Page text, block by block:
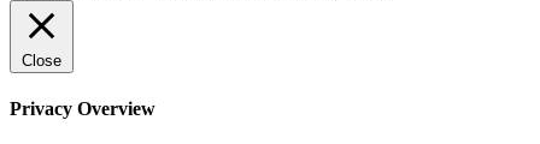
Close
Privacy Overview